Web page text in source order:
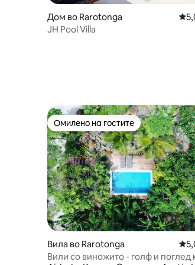
Дом во Rarotonga
JH Pool Villa
Омилено на гостите
Омилено на гостите
Вила во Rarotonga
Вили со виножито - голф и поглед